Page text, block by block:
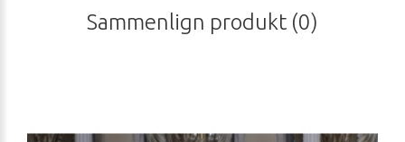
Sammenlign produkt (0)